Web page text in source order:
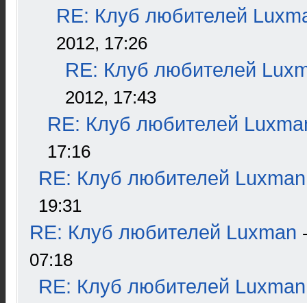
RE: Клуб любителей
2012, 17:26
RE: Клуб любителей
2012, 17:43
RE: Клуб любителей
17:16
RE: Клуб любителей Luxman
19:31
RE: Клуб любителей Luxman
07:18
RE: Клуб любителей Luxman